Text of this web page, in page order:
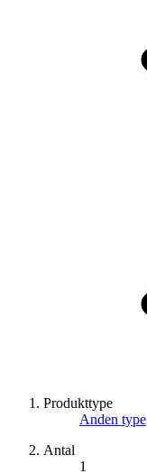
Produkttype
Anden type
Antal
1